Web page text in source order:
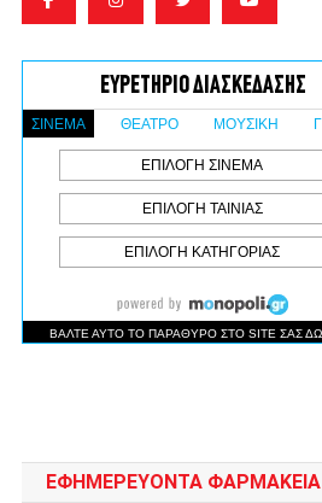
ΕΦΗΜΕΡΕΥΟΝΤΑ ΦΑΡΜΑΚΕΙΑ